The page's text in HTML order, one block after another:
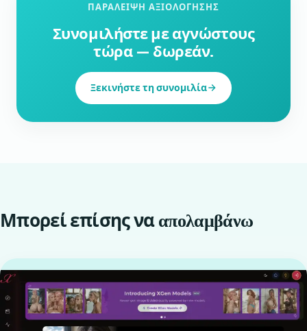
ΠΑΡΆΛΕΙΨΗ ΑΞΙΟΛΌΓΗΣΗΣ
Συνομιλήστε με αγνώστους
τώρα — δωρεάν.
Ξεκινήστε τη συνομιλία
Μπορεί επίσης νααπολαμβάνω